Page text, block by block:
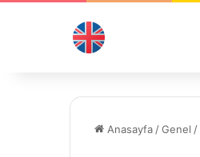
Anasayfa /Genel /